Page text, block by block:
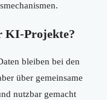
KI-Projekte?
bleiben bei den
über gemeinsame
nutzbar gemacht